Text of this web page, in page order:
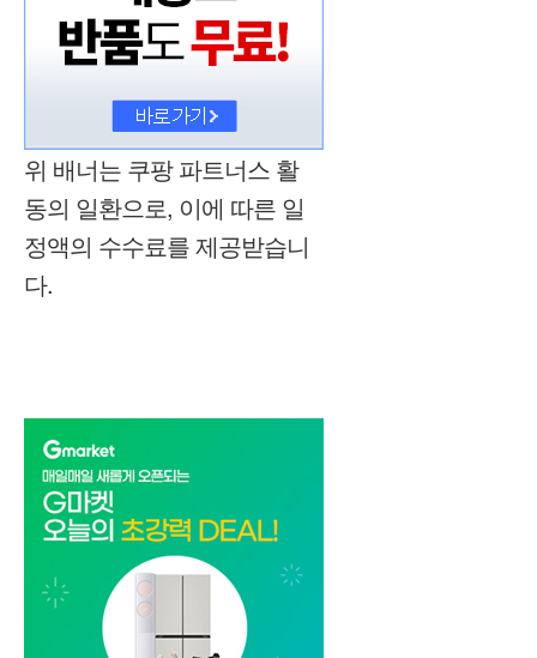
위 배너는 쿠팡 파트너스 활
동의 일환으로, 이에 따른 일
정액의 수수료를 제공받습니
다.